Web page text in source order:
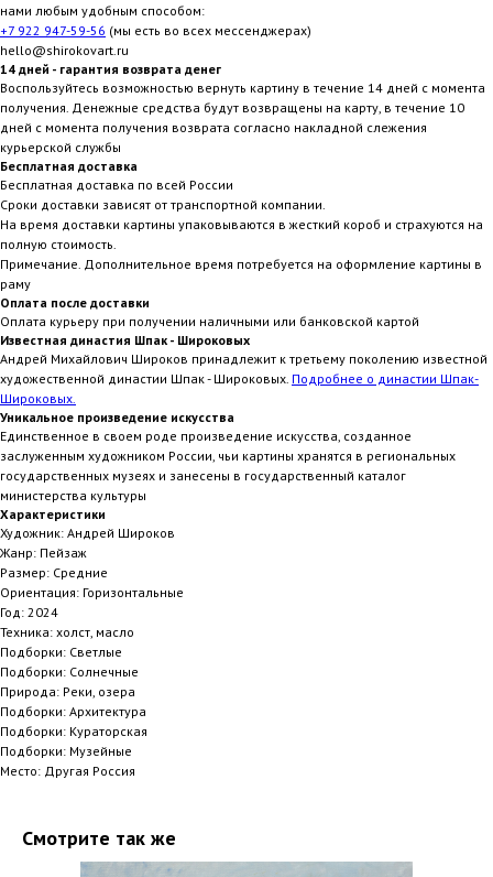
нами любым удобным способом:
+7 922 947-59-56 (мы есть во всех мессенджерах)
hello@shirokovart.ru
14 дней - гарантия возврата денег
Воспользуйтесь возможностью вернуть картину в течение 14 дней с момента
получения. Денежные средства будут возвращены на карту, в течение 10
дней с момента получения возврата согласно накладной слежения
курьерской службы
Бесплатная доставка
Бесплатная доставка по всей России
Сроки доставки зависят от транспортной компании.
На время доставки картины упаковываются в жесткий короб и страхуются на
полную стоимость.
Примечание. Дополнительное время потребуется на оформление картины в
раму
Оплата после доставки
Оплата курьеру при получении наличными или банковской картой
Известная династия Шпак - Широковых
Андрей Михайлович Широков принадлежит к третьему поколению известной
художественной династии Шпак - Широковых. Подробнее о династии Шпак-
Широковых.
Уникальное произведение искусства
Единственное в своем роде произведение искусства, созданное
заслуженным художником России, чьи картины хранятся в региональных
государственных музеях и занесены в государственный каталог
министерства культуры
Характеристики
Художник: Андрей Широков
Жанр: Пейзаж
Размер: Средние
Ориентация: Горизонтальные
Год: 2024
Техника: холст, масло
Подборки: Светлые
Подборки: Солнечные
Природа: Реки, озера
Подборки: Архитектура
Подборки: Кураторская
Подборки: Музейные
Место: Другая Россия
Смотрите так же